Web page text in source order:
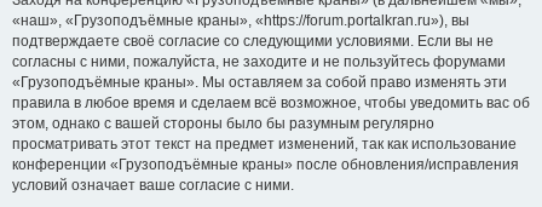
«наш», «Грузоподъёмные краны», «https://forum.portalkran.ru»), вы
подтверждаете своё согласие со следующими условиями. Если вы не
согласны с ними, пожалуйста, не заходите и не пользуйтесь форумами
«Грузоподъёмные краны». Мы оставляем за собой право изменять эти
правила в любое время и сделаем всё возможное, чтобы уведомить вас об
этом, однако с вашей стороны было бы разумным регулярно
просматривать этот текст на предмет изменений, так как использование
конференции «Грузоподъёмные краны» после обновления/исправления
условий означает ваше согласие с ними.